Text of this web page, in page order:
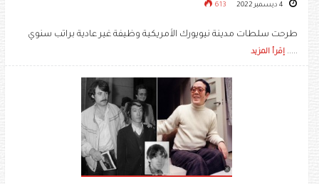
613
طرحت سلطات مدينة نيويورك الأمريكية وظيفة غير عادية براتب سنوي
..... إقرأ المزيد